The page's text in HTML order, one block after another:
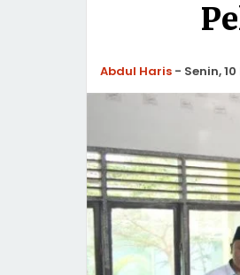
Abdul Haris - Senin,